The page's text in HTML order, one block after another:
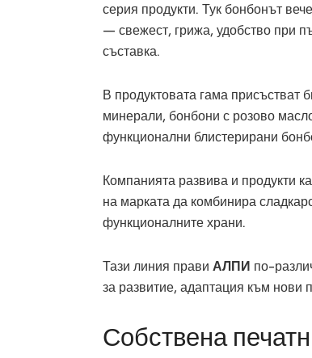
серия продукти. Тук бонбонът
— свежест, грижа, удобство при
съставка.
В продуктовата гама присъстват
минерали, бонбони с розово
функционални блистерирани
Компанията развива и продукти
на марката да комбинира
функционалните храни.
Тази линия прави АЛПИ по-
за развитие, адаптация към нови
Собствена